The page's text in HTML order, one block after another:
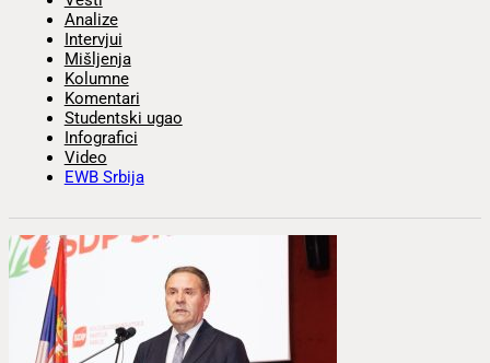
Analize
Intervjui
Mišljenja
Kolumne
Komentari
Studentski ugao
Infografici
Video
EWB Srbija